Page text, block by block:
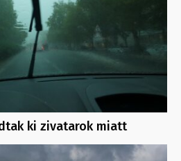
ki zivatarok miatt